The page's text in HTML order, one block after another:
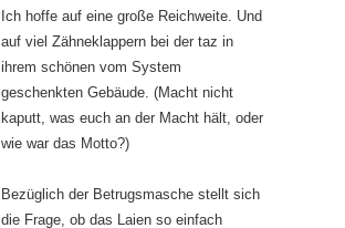
Ich hoffe auf eine große Reichweite. Und
auf viel Zähneklappern bei der taz in
ihrem schönen vom System
geschenkten Gebäude. (Macht nicht
kaputt, was euch an der Macht hält, oder
wie war das Motto?)
Bezüglich der Betrugsmasche stellt sich
die Frage, ob das Laien so einfach